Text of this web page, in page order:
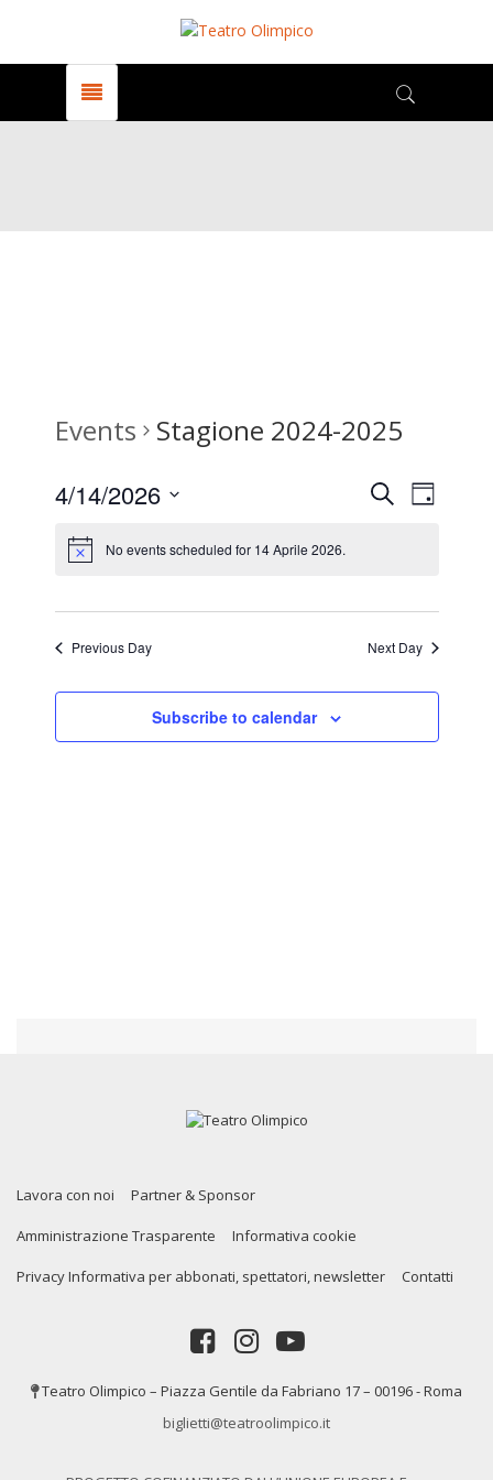
Events Stagione 2024-2025
Events
and
Views
Search
Giorno
4/14/2026
date.
No events scheduled for 14 Aprile 2026.
Previous Day Next Day
Subscribe to calendar
Lavora con noi Partner & Sponsor
Amministrazione Trasparente Informativa cookie
Privacy Informativa per abbonati, spettatori, newsletter Contatti
Teatro Olimpico – Piazza Gentile da Fabriano 17 – 00196 - Roma
biglietti@teatroolimpico.it